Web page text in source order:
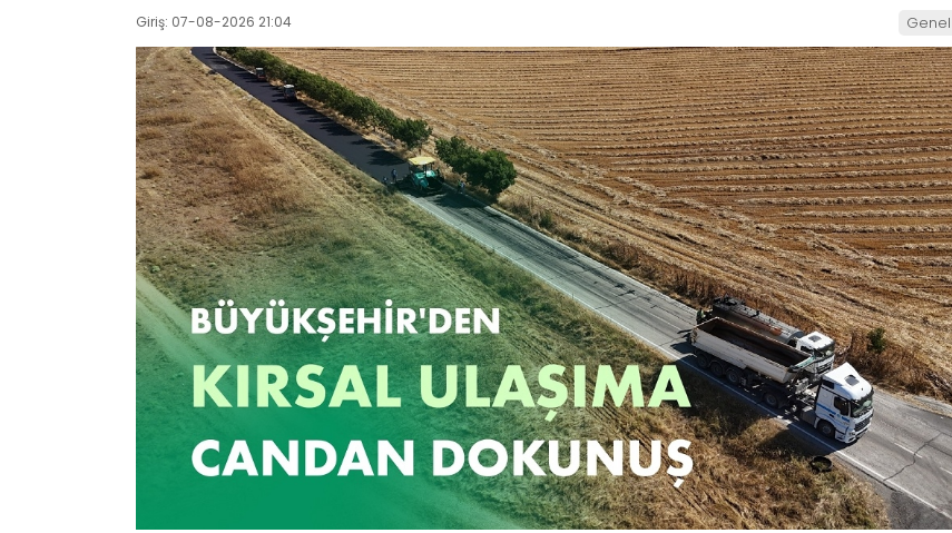
Giriş: 07-08-2026 21:04 Genel